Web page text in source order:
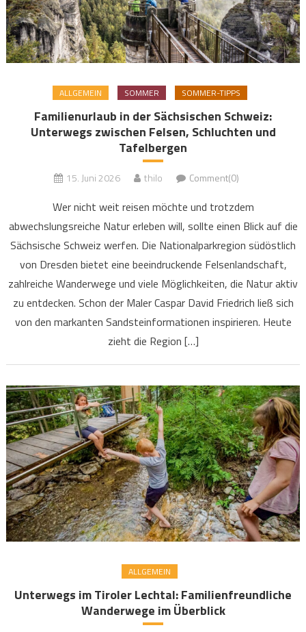
ALLGEMEIN SOMMER SOMMER-TIPPS
Familienurlaub in der Sächsischen Schweiz:
Unterwegs zwischen Felsen, Schluchten und
Tafelbergen
15. Juni 2026 thilo Comment(0)
Wer nicht weit reisen möchte und trotzdem
abwechslungsreiche Natur erleben will, sollte einen Blick auf die
Sächsische Schweiz werfen. Die Nationalparkregion südöstlich
von Dresden bietet eine beeindruckende Felsenlandschaft,
zahlreiche Wanderwege und viele Möglichkeiten, die Natur aktiv
zu entdecken. Schon der Maler Caspar David Friedrich ließ sich
von den markanten Sandsteinformationen inspirieren. Heute
zieht die Region […]
ALLGEMEIN
Unterwegs im Tiroler Lechtal: Familienfreundliche
Wanderwege im Überblick